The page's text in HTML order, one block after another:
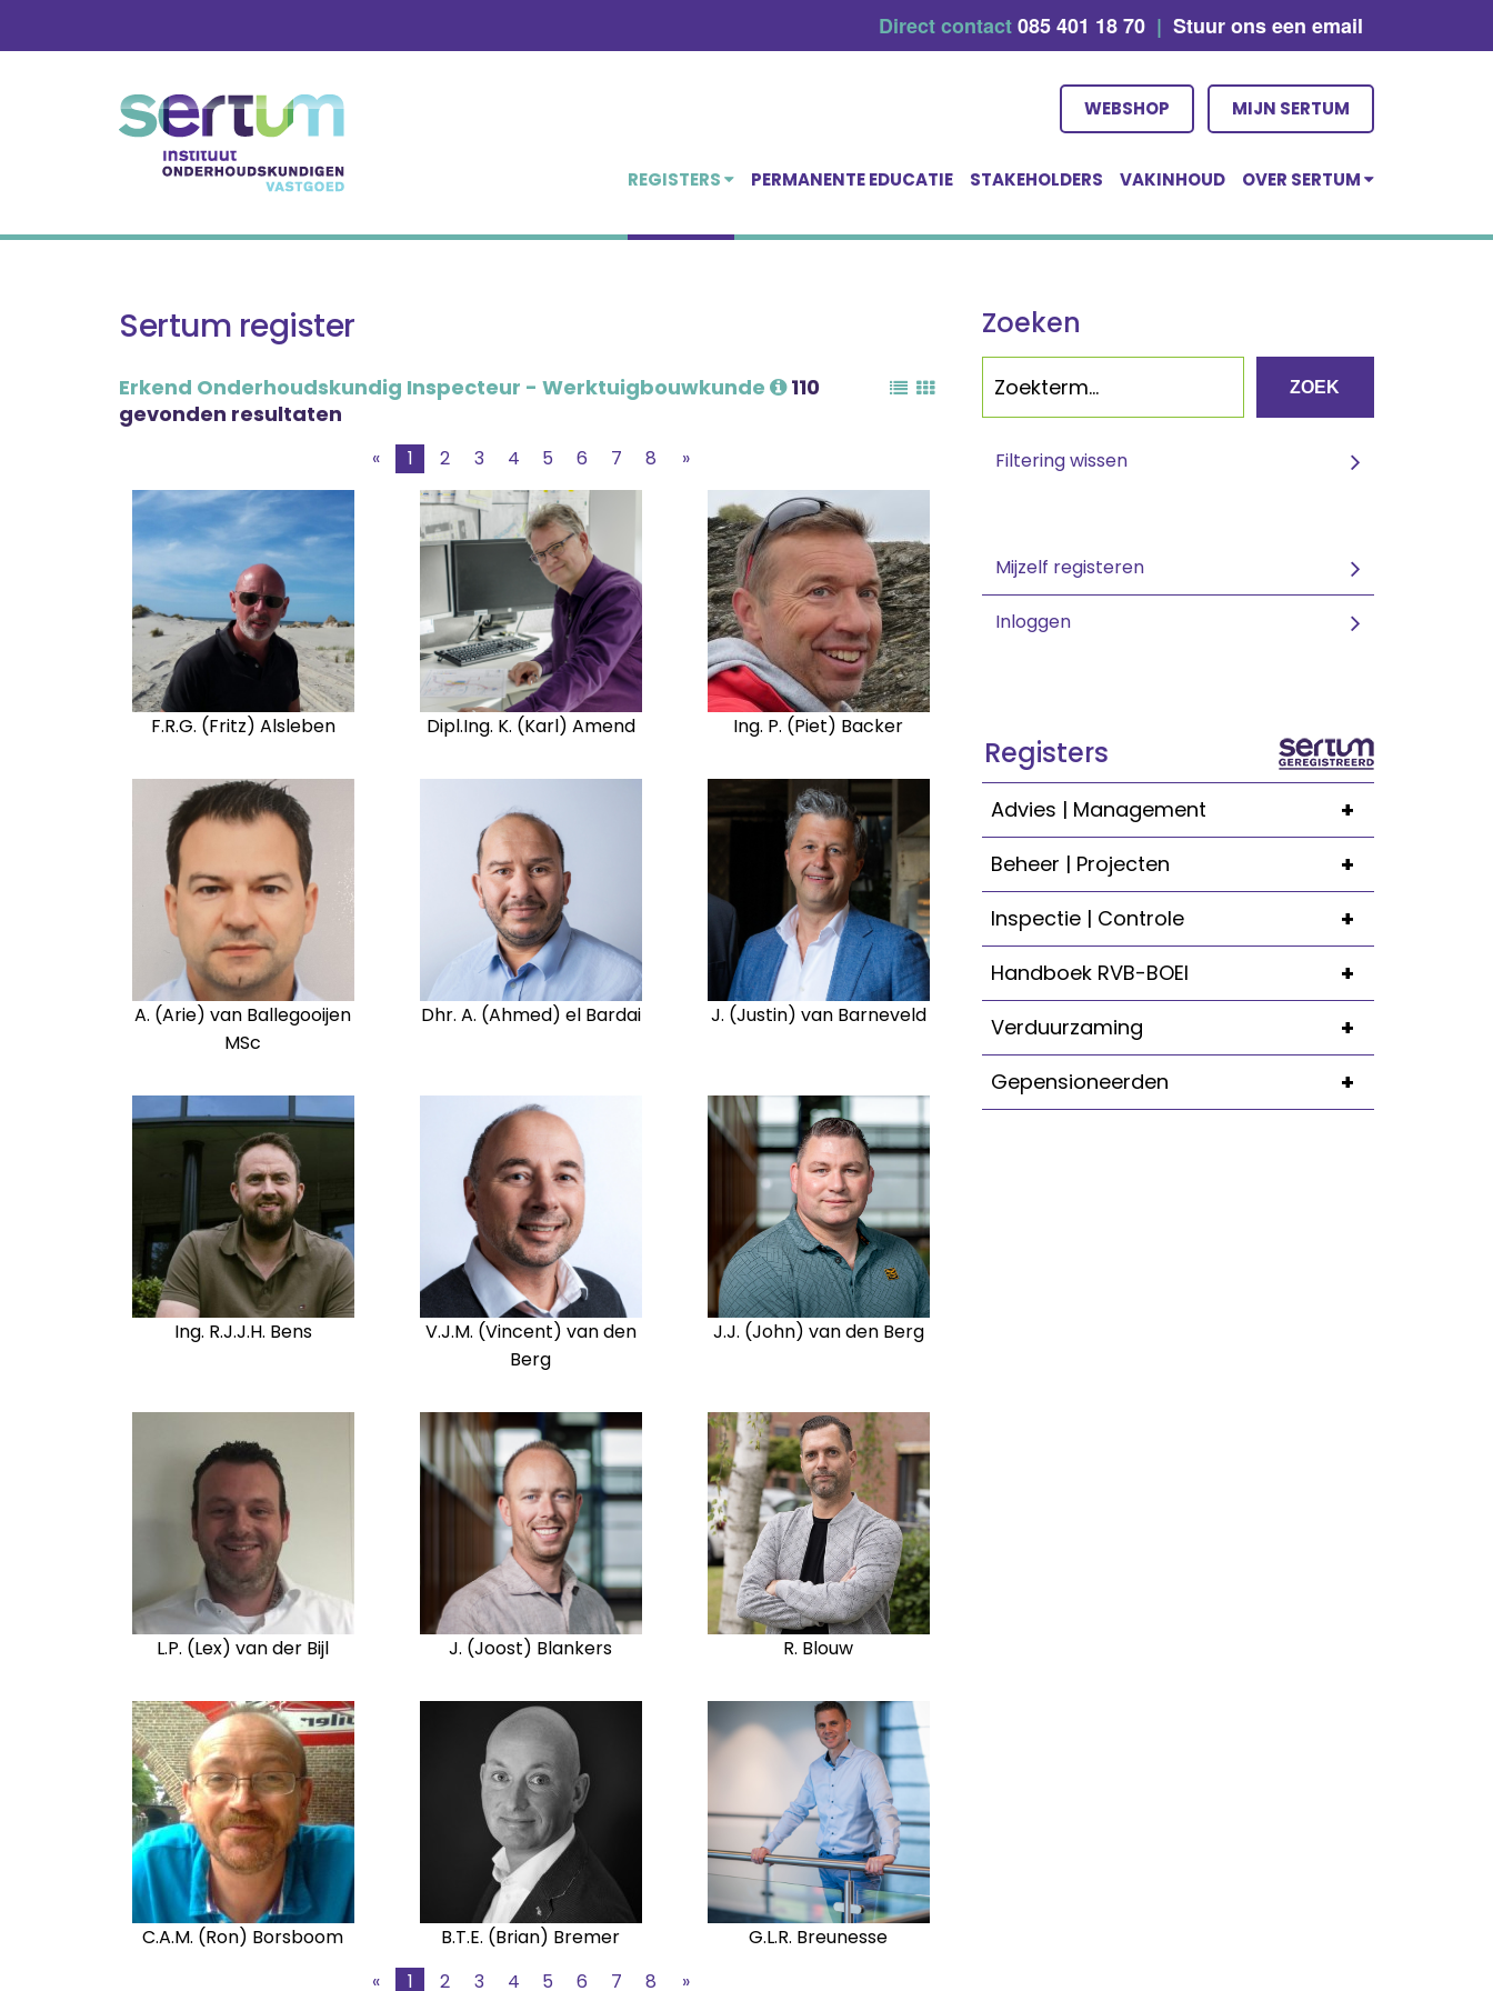
content
Direct contact085 401 18 70 | Stuur ons een email
WEBSHOP MIJN SERTUM
REGISTERS PERMANENTE EDUCATIE STAKEHOLDERS VAKINHOUD OVER SERTUM
Sertum register
Erkend Onderhoudskundig Inspecteur - Werktuigbouwkunde
110
gevonden resultaten
« 1 2 3 4 5 6 7 8 »
F.R.G. (Fritz) Alsleben Dipl.Ing. K. (Karl) Amend Ing. P. (Piet) Backer
A. (Arie) van Ballegooijen
MSc
Dhr. A. (Ahmed) el Bardai J. (Justin) van Barneveld
Ing. R.J.J.H. Bens
V.J.M. (Vincent) van den
Berg
J.J. (John) van den Berg
L.P. (Lex) van der Bijl J. (Joost) Blankers R. Blouw
C.A.M. (Ron) Borsboom B.T.E. (Brian) Bremer
G.L.R. Breunesse
«
1 2 3 4 5 6 7 8 »
Zoeken
ZOEK
Filtering wissen
Mijzelf registeren
Inloggen
Registers
+
Advies | Management
+
Beheer | Projecten
+
Inspectie | Controle
+
Handboek RVB-BOEI
+
Verduurzaming
+
Gepensioneerden